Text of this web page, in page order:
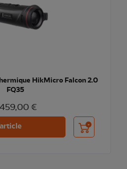
HikMicro Falcon 2.0
FQ35
€
Ajouter au